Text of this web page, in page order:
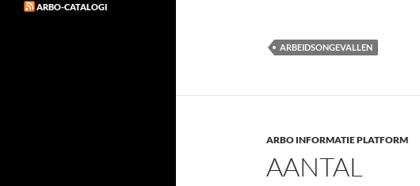
ARBEIDSONGEVALLEN
ARBO INFORMATIE PLATFORM
AANTAL
ARBO-CATALOGI